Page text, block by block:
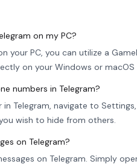
on my PC?
your PC, you can utilize a
on your Windows or macOS
numbers in Telegram?
in Telegram, navigate to
wish to hide from others.
on Telegram?
on Telegram. Simply